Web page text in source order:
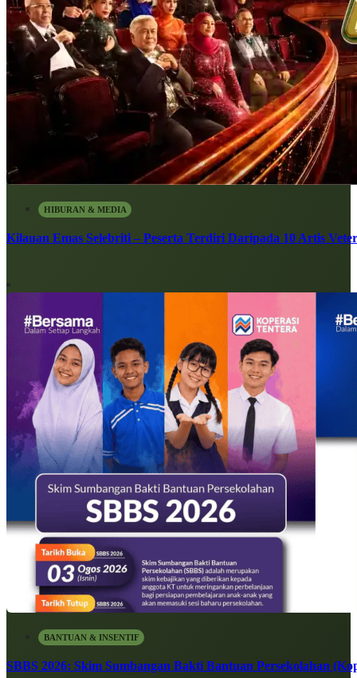
HIBURAN & MEDIA
Kilauan Emas Selebriti – Peserta Terdiri Daripada 10 Artis
BANTUAN & INSENTIF
SBBS 2026: Skim Sumbangan Bakti Bantuan Persekolahan